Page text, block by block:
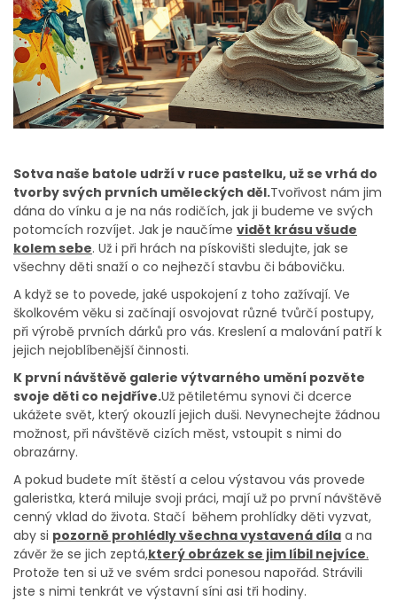
Sotva naše batole udrží v ruce pastelku, už se vrhá do
tvorby svých prvních uměleckých děl.Tvořivost nám jim
dána do vínku a je na nás rodičích, jak ji budeme ve svých
potomcích rozvíjet. Jak je naučíme vidět krásu všude
kolem sebe. Už i při hrách na pískovišti sledujte, jak se
všechny děti snaží o co nejhezčí stavbu či bábovičku.
A když se to povede, jaké uspokojení z toho zažívají. Ve
školkovém věku si začínají osvojovat různé tvůrčí postupy,
při výrobě prvních dárků pro vás. Kreslení a malování patří k
jejich nejoblíbenější činnosti.
K první návštěvě galerie výtvarného umění pozvěte
svoje děti co nejdříve.Už pětiletému synovi či dcerce
ukážete svět, který okouzlí jejich duši. Nevynechejte žádnou
možnost, při návštěvě cizích měst, vstoupit s nimi do
obrazárny.
A pokud budete mít štěstí a celou výstavou vás provede
galeristka, která miluje svoji práci, mají už po první návštěvě
cenný vklad do života. Stačí během prohlídky děti vyzvat,
aby si pozorně prohlédly všechna vystavená díla a na
závěr že se jich zeptá,který obrázek se jim líbil nejvíce.
Protože ten si už ve svém srdci ponesou napořád. Strávili
jste s nimi tenkrát ve výstavní síni asi tři hodiny.